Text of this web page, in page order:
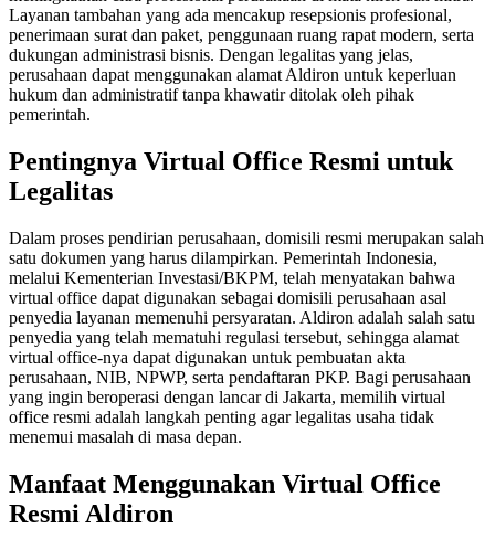
Layanan tambahan yang ada mencakup resepsionis profesional,
penerimaan surat dan paket, penggunaan ruang rapat modern, serta
dukungan administrasi bisnis. Dengan legalitas yang jelas,
perusahaan dapat menggunakan alamat Aldiron untuk keperluan
hukum dan administratif tanpa khawatir ditolak oleh pihak
pemerintah.
Pentingnya Virtual Office Resmi untuk
Legalitas
Dalam proses pendirian perusahaan, domisili resmi merupakan salah
satu dokumen yang harus dilampirkan. Pemerintah Indonesia,
melalui Kementerian Investasi/BKPM, telah menyatakan bahwa
virtual office dapat digunakan sebagai domisili perusahaan asal
penyedia layanan memenuhi persyaratan. Aldiron adalah salah satu
penyedia yang telah mematuhi regulasi tersebut, sehingga alamat
virtual office-nya dapat digunakan untuk pembuatan akta
perusahaan, NIB, NPWP, serta pendaftaran PKP. Bagi perusahaan
yang ingin beroperasi dengan lancar di Jakarta, memilih virtual
office resmi adalah langkah penting agar legalitas usaha tidak
menemui masalah di masa depan.
Manfaat Menggunakan Virtual Office
Resmi Aldiron